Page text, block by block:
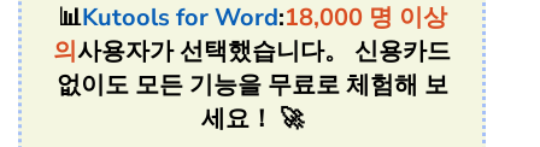
📊Kutools for Word:18,000 명 이상
의사용자가 선택했습니다。 신용카드
없이도 모든 기능을 무료로 체험해 보
세요！ 🚀